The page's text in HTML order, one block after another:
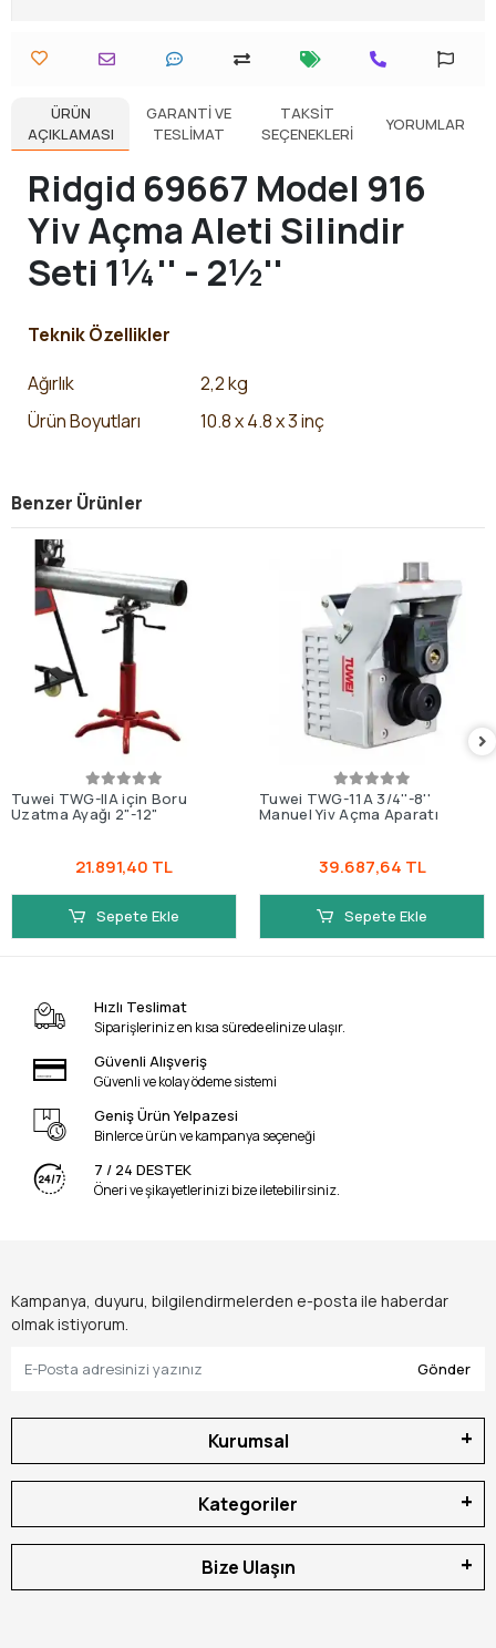
ÜRÜN
AÇIKLAMASI
GARANTI VE
TESLIMAT
TAKSIT
SEÇENEKLERI
YORUMLAR
Ridgid 69667 Model 916
Yiv Açma Aleti Silindir
Seti 1¼'' - 2½''
Teknik Özellikler
Ağırlık
2,2 kg
Ürün Boyutları
10.8 x 4.8 x 3 inç
Benzer Ürünler
Tuwei TWG-IIA için Boru
Uzatma Ayağı 2"-12"
21.891,40 TL
Sepete Ekle
Tuwei TWG-11A 3/4''-8''
Manuel Yiv Açma Aparatı
39.687,64 TL
Sepete Ekle
Hızlı Teslimat
Siparişleriniz en kısa sürede elinize ulaşır.
Güvenli Alışveriş
Güvenli ve kolay ödeme sistemi
Geniş Ürün Yelpazesi
Binlerce ürün ve kampanya seçeneği
7 / 24 DESTEK
Öneri ve şikayetlerinizi bize iletebilirsiniz.
Kampanya, duyuru, bilgilendirmelerden e-posta ile haberdar
olmak istiyorum.
Gönder
Kurumsal
Kategoriler
Bize Ulaşın